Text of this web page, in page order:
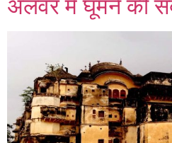
अलवर में घूमने की